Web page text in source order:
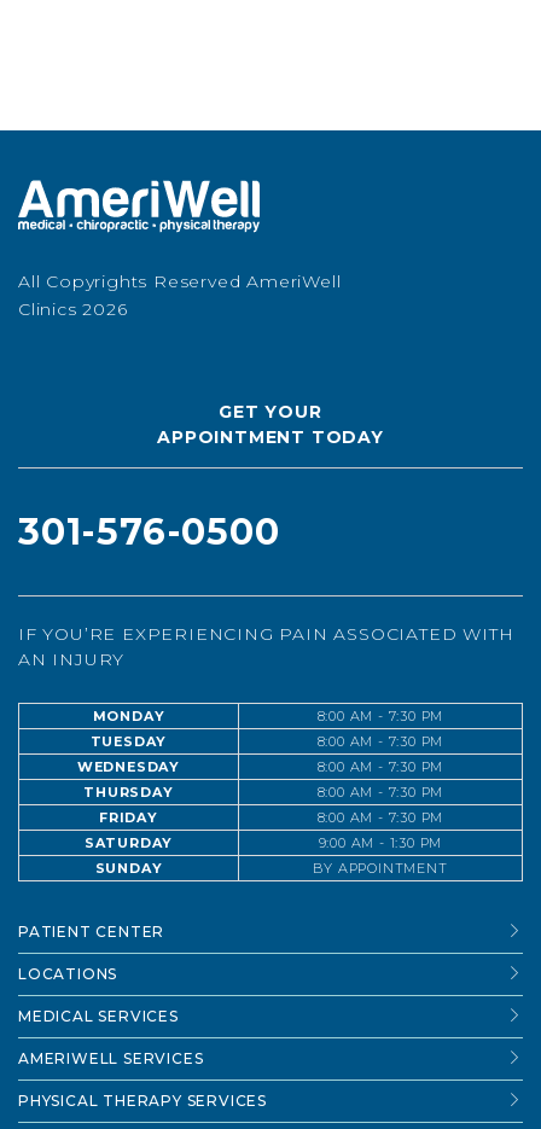
All Copyrights Reserved AmeriWell
Clinics 2026
GET YOUR
APPOINTMENT TODAY
301-576-0500
IF YOU’RE EXPERIENCING PAIN ASSOCIATED WITH
AN INJURY
MONDAY
8:00 AM - 7:30 PM
TUESDAY
8:00 AM - 7:30 PM
WEDNESDAY
8:00 AM - 7:30 PM
THURSDAY
8:00 AM - 7:30 PM
FRIDAY
8:00 AM - 7:30 PM
SATURDAY
9:00 AM - 1:30 PM
SUNDAY
BY APPOINTMENT
PATIENT CENTER
LOCATIONS
MEDICAL SERVICES
AMERIWELL SERVICES
PHYSICAL THERAPY SERVICES